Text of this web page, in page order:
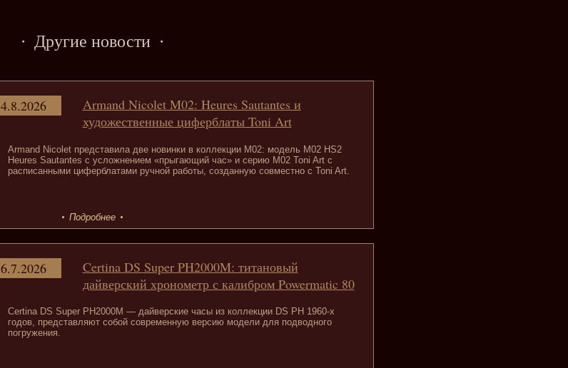
Другие новости
Armand Nicolet M02: Heures Sautantes и
художественные циферблаты Toni Art
Armand Nicolet представила две новинки в коллекции M02: модель M02 HS2
Heures Sautantes с усложнением «прыгающий час» и серию M02 Toni Art с
расписанными циферблатами ручной работы, созданную совместно с Toni Art.
4.8.2026
Подробнее
Certina DS Super PH2000M: титановый
дайверский хронометр с калибром Powermatic 80
Certina DS Super PH2000M — дайверские часы из коллекции DS PH 1960-х
годов, представляют собой современную версию модели для подводного
погружения.
6.7.2026